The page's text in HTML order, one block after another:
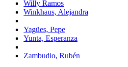
Willy Ramos
Winkhaus, Alejandra
Yagües, Pepe
Yunta, Esperanza
Zambudio, Rubén